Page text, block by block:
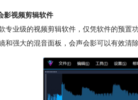
影视频剪辑软件
专业级的视频剪辑软件，仅凭软件的预置
和强大的混音面板，会声会影可以有效清